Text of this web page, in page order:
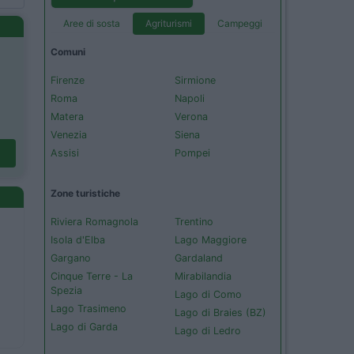
Aree di sosta Agriturismi Campeggi
Comuni
Firenze
Roma
Matera
Venezia
Assisi
Sirmione
Napoli
Verona
Siena
Pompei
Zone turistiche
Riviera Romagnola
Isola d'Elba
Gargano
Cinque Terre - La
Spezia
Lago Trasimeno
Lago di Garda
Trentino
Lago Maggiore
Gardaland
Mirabilandia
Lago di Como
Lago di Braies (BZ)
Lago di Ledro